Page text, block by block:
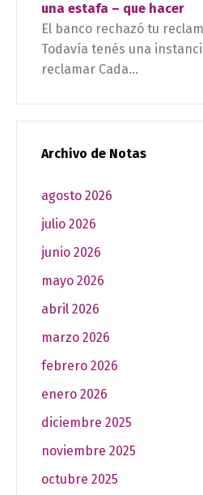
una estafa – que hacer
El banco rechazó tu
Todavía tenés una
reclamar Cada...
Archivo de Notas
agosto 2026
julio 2026
junio 2026
mayo 2026
abril 2026
marzo 2026
febrero 2026
enero 2026
diciembre 2025
noviembre 2025
octubre 2025